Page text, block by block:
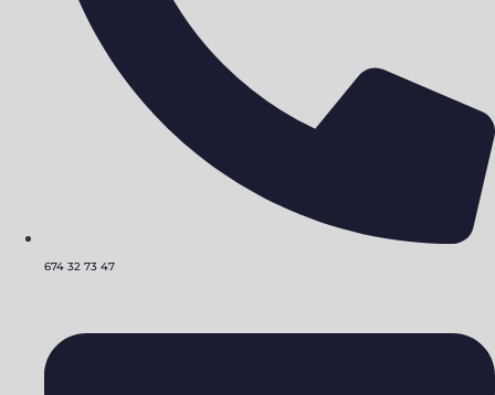
674 32 73 47